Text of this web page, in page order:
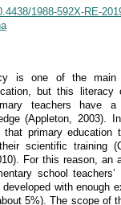
1988-592X-RE-
is one of the main
but this literacy
teachers have
(Appleton, 2003).
primary education
scientific training
For this reason, an
school teachers’
with enough
5%). The scope of